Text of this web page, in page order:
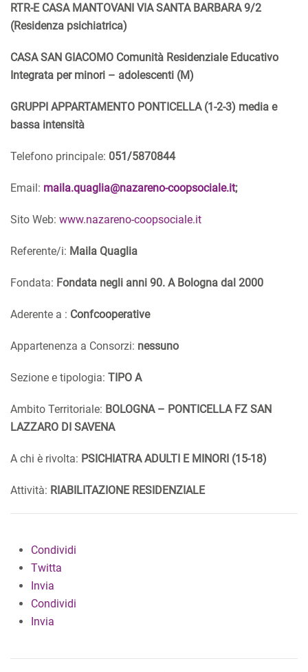
RTR-E CASA MANTOVANI VIA SANTA BARBARA 9/2
(Residenza psichiatrica)
CASA SAN GIACOMO Comunità Residenziale Educativo
Integrata per minori – adolescenti (M)
GRUPPI APPARTAMENTO PONTICELLA (1-2-3) media e
bassa intensità
Telefono principale: 051/5870844
Email: maila.quaglia@nazareno-coopsociale.it;
Sito Web: www.nazareno-coopsociale.it
Referente/i: Maila Quaglia
Fondata: Fondata negli anni 90. A Bologna dal 2000
Aderente a : Confcooperative
Appartenenza a Consorzi: nessuno
Sezione e tipologia: TIPO A
Ambito Territoriale: BOLOGNA – PONTICELLA FZ SAN
LAZZARO DI SAVENA
A chi è rivolta: PSICHIATRA ADULTI E MINORI (15-18)
Attività: RIABILITAZIONE RESIDENZIALE
Condividi
Twitta
Invia
Condividi
Invia